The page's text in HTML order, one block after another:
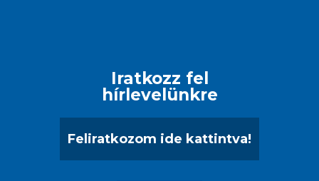
Iratkozz fel
hírlevelünkre
Feliratkozom ide kattintva!